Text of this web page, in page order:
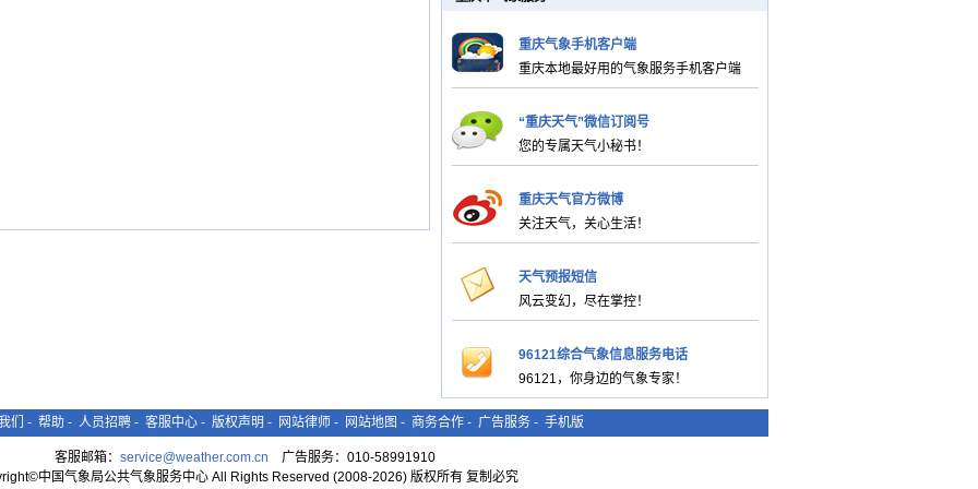
重庆气象手机客户端
重庆本地最好用的气象服务手机客户端
“重庆天气”微信订阅号
您的专属天气小秘书！
重庆天气官方微博
关注天气，关心生活！
天气预报短信
风云变幻，尽在掌控！
96121综合气象信息服务电话
96121，你身边的气象专家！
们 - 帮助 - 人员招聘 - 客服中心 - 版权声明 - 网站律师 - 网站地图 - 商务合作 - 广告服务 - 手机版
客服邮箱： service@weather.com.cn 广告服务：010-58991910
中国气象局公共气象服务中心 All Rights Reserved (2008-2026) 版权所有 复制必究